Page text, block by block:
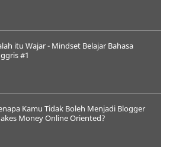
itu Wajar - Mindset Belajar Bahasa
#1
Kamu Tidak Boleh Menjadi Blogger
Money Online Oriented?